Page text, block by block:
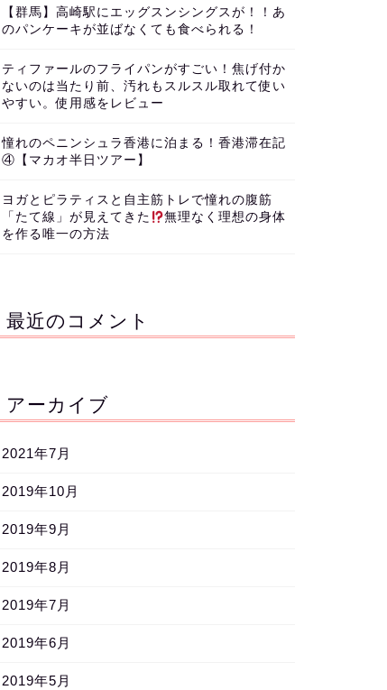
【群馬】高崎駅にエッグスンシングスが！！あ
のパンケーキが並ばなくても食べられる！
ティファールのフライパンがすごい！焦げ付か
ないのは当たり前、汚れもスルスル取れて使い
やすい。使用感をレビュー
憧れのペニンシュラ香港に泊まる！香港滞在記
④【マカオ半日ツアー】
ヨガとピラティスと自主筋トレで憧れの腹筋
「たて線」が見えてきた
無理なく理想の身体
を作る唯一の方法
最近のコメント
アーカイブ
2021年7月
2019年10月
2019年9月
2019年8月
2019年7月
2019年6月
2019年5月